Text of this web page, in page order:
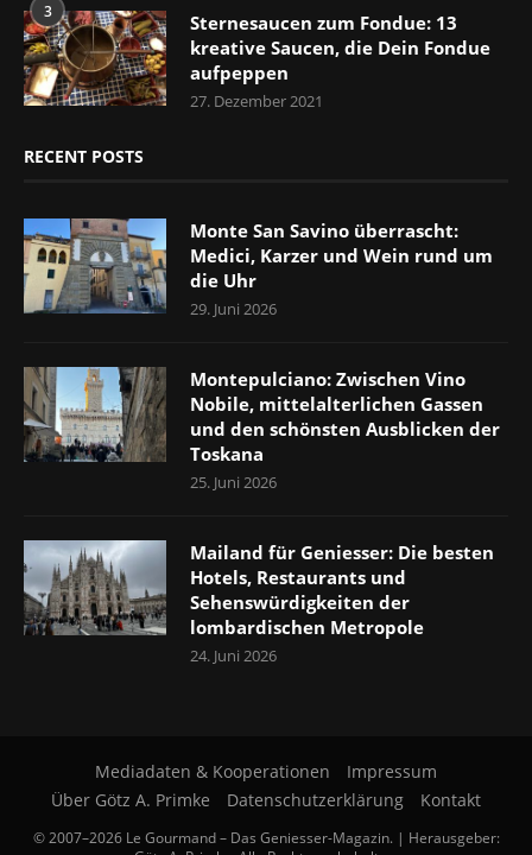
3
Sternesaucen zum Fondue: 13
kreative Saucen, die Dein Fondue
aufpeppen
27. Dezember 2021
RECENT POSTS
Monte San Savino überrascht:
Medici, Karzer und Wein rund um
die Uhr
29. Juni 2026
Montepulciano: Zwischen Vino
Nobile, mittelalterlichen Gassen
und den schönsten Ausblicken der
Toskana
25. Juni 2026
Mailand für Geniesser: Die besten
Hotels, Restaurants und
Sehenswürdigkeiten der
lombardischen Metropole
24. Juni 2026
Mediadaten & Kooperationen
Impressum
Über Götz A. Primke
Datenschutzerklärung Kontakt
© 2007–2026 Le Gourmand – Das Geniesser-Magazin. | Herausgeber: